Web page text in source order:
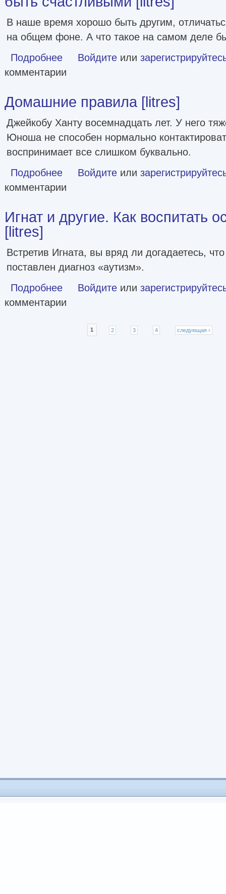
В наше время хорошо быть другим,
на общем фоне. А что такое на самом деле
Подробнее о Мама, ау. Как ребенок с аутизмом научил нас быть
Войдите или
комментарии
Домашние правила [litres]
Джейкобу Ханту восемнадцать лет. У него
Юноша не способен нормально
воспринимает все слишком буквально.
Подробнее о Домашние правила [litres]
Войдите или
комментарии
Игнат и другие. Как воспитать
[litres]
Встретив Игната, вы вряд ли догадаетесь,
поставлен диагноз «аутизм».
Подробнее о Игнат и другие. Как воспитать особого ребенка [litres]
Войдите или
комментарии
1 2 3 4 следующая ›